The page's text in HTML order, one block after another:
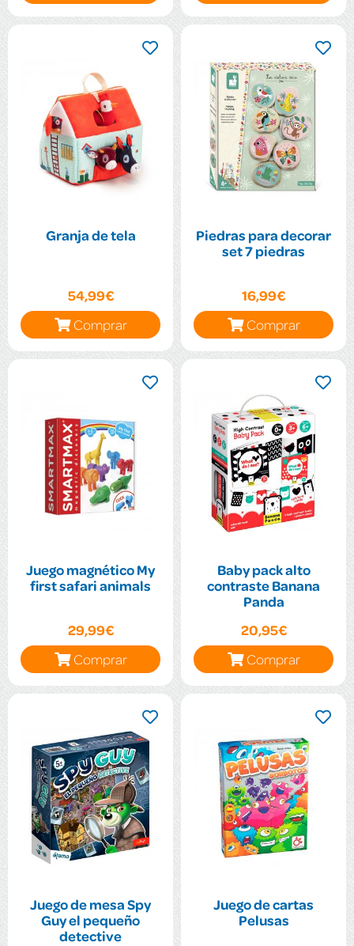
Granja de tela
54,99€
Comprar
Piedras para decorar
set 7 piedras
16,99€
Comprar
Juego magnético My
first safari animals
29,99€
Comprar
Baby pack alto
contraste Banana
Panda
20,95€
Comprar
Juego de mesa Spy
Guy el pequeño
detective
Juego de cartas
Pelusas